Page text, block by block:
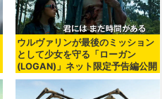
ウルヴァリンが最後のミッション
として少女を守る「ローガン
(LOGAN)」ネット限定予告編公開